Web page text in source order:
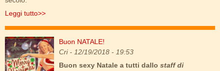
Leggi tutto>>
merry_xmas.png
Buon NATALE!
Cri- 12/19/2018 - 19:53
Buon sexy Natale a tutti dallo staff di